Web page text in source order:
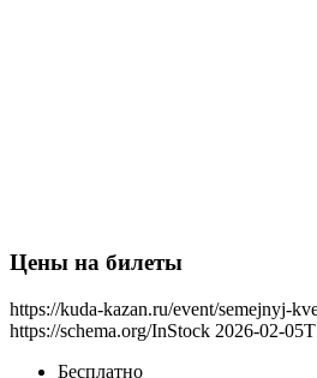
Цены на билеты
https://kuda-kazan.ru/event/semejnyj-
https://schema.org/InStock 2026-02-
Бесплатно